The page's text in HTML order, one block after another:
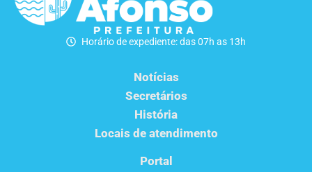
Horário de expediente: das 07h as 13h
Notícias
Secretários
História
Locais de atendimento
Portal